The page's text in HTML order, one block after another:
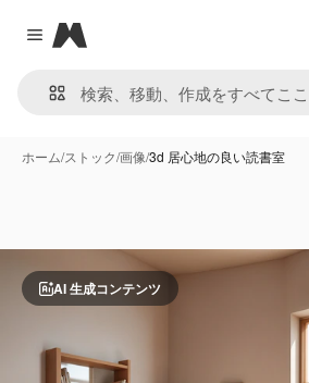
Close menu
Magnific
ホーム/ストック/画像/3d 居心地の良い読書室
AI 生成コンテンツ